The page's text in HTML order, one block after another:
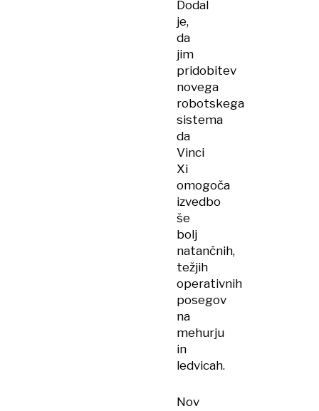
Dodal
je,
da
jim
pridobitev
novega
robotskega
sistema
da
Vinci
Xi
omogoča
izvedbo
še
bolj
natančnih,
težjih
operativnih
posegov
na
mehurju
in
ledvicah.
Nov